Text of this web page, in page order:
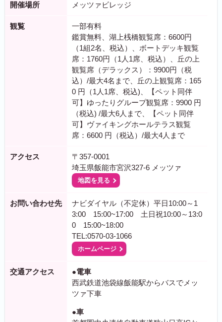
開催場所 メッツァビレッジ
観覧
一部有料
鑑賞無料、湖上桟橋観覧席：6600円
（1組2名、税込）、ボートデッキ観覧
席：1760円（1人1席、税込）、丘の上
観覧席（デラックス）：9900円（税
込）/最大4名まで、丘の上観覧席：165
0 円（1人1席、税込)、【ペット同伴
可】ゆったりグループ観覧席：9900 円
（税込) /最大6人まで、【ペット同伴
可】ヴァイキングホールテラス観覧
席：6600 円（税込）/最大4人まで
アクセス
〒357-0001
埼玉県飯能市宮沢327-6 メッツァ
地図を見る
お問い合わせ先
ナビダイヤル（不定休）平日10:00～1
3:00 15:00~17:00 土日祝10:00～13:0
0 15:00~18:00
TEL:0570-03-1066
ホームページ
交通アクセス
●電車
西武鉄道池袋線飯能駅からバスでメッ
ツァ下車
●車